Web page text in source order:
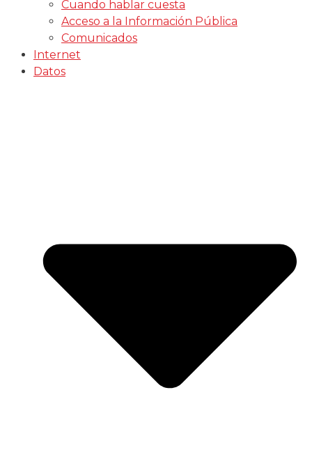
Cuando hablar cuesta
Acceso a la Información Pública
Comunicados
Internet
Datos